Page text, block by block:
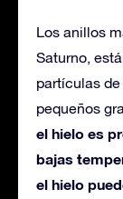
Los anillos
Saturno,
partículas
pequeños
el hielo es
bajas
el hielo